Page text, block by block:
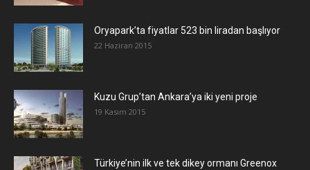
Oryapark’ta fiyatlar 523 bin liradan başlıyor
22 Haziran 2015
​Kuzu Grup’tan Ankara’ya iki yeni proje
19 Kasım 2015
Türkiye’nin ilk ve tek dikey ormanı Greenox